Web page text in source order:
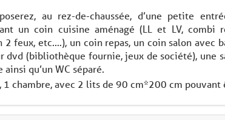
au rez-de-chaussée, d’une petite
un coin cuisine aménagé (LL et LV, combi
2 feux, etc.…), un coin repas, un coin salon avec
dvd (bibliothèque fournie, jeux de société), une
ainsi qu’un WC séparé.
1 chambre, avec 2 lits de 90 cm*200 cm pouvant